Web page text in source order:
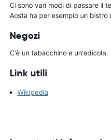
Ci sono vari modi di passare il
Aosta ha per esempio un bistro
Negozi
C'è un tabacchino e un'edicola.
Link utili
Wikipedia